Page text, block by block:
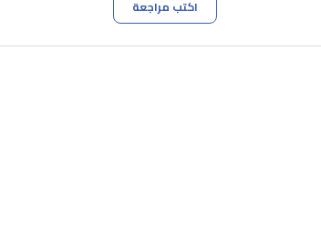
اكتب مراجعة